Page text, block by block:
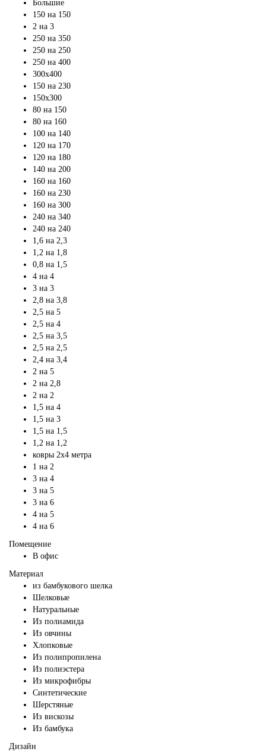
Большие
150 на 150
2 на 3
250 на 350
250 на 250
250 на 400
300х400
150 на 230
150х300
80 на 150
80 на 160
100 на 140
120 на 170
120 на 180
140 на 200
160 на 160
160 на 230
160 на 300
240 на 340
240 на 240
1,6 на 2,3
1,2 на 1,8
0,8 на 1,5
4 на 4
3 на 3
2,8 на 3,8
2,5 на 5
2,5 на 4
2,5 на 3,5
2,5 на 2,5
2,4 на 3,4
2 на 5
2 на 2,8
2 на 2
1,5 на 4
1,5 на 3
1,5 на 1,5
1,2 на 1,2
ковры 2х4 метра
1 на 2
3 на 4
3 на 5
3 на 6
4 на 5
4 на 6
Помещение
В офис
Материал
из бамбукового шелка
Шелковые
Натуральные
Из полиамида
Из овчины
Хлопковые
Из полипропилена
Из полиэстера
Из микрофибры
Синтетические
Шерстяные
Из вискозы
Из бамбука
Дизайн